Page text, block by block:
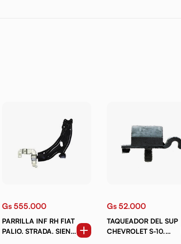
Gs 555.000
PARRILLA INF RH FIAT
PALIO. STRADA. SIENA
Gs 52.000
TAQUEADOR DEL SUP
CHEVROLET S-10.